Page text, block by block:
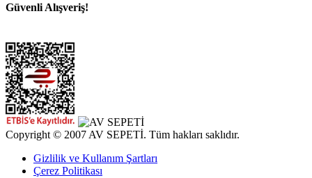
Güvenli Alışveriş!
Copyright © 2007 AV SEPETİ. Tüm hakları saklıdır.
Gizlilik ve Kullanım Şartları
Çerez Politikası